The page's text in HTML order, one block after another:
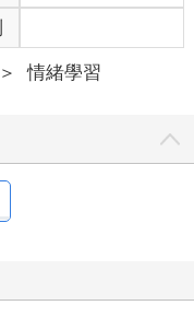
＞ 情緒學習